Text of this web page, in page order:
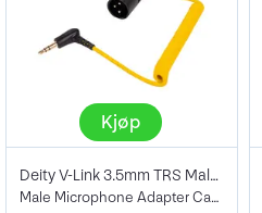
Kjøp
Deity V-Link 3.5mm TRS Male to XLR 3-Pin
Male Microphone Adapter Cable (12")